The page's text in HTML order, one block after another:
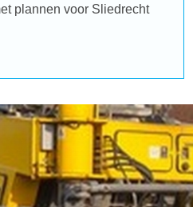
plannen voor Sliedrecht